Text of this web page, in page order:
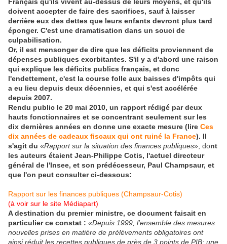
doivent accepter de faire des sacrifices, sauf à laisser
derrière eux des dettes que leurs enfants devront plus tard
éponger. C'est une dramatisation dans un souci de
culpabilisation.
Or, il est mensonger de dire que les déficits proviennent de
dépenses publiques exorbitantes. S'il y a d'abord une raison
qui explique les déficits publics français, et donc
l'endettement, c'est la course folle aux baisses d'impôts qui
a eu lieu depuis deux décennies, et qui s'est accélérée
depuis 2007.
Rendu public le 20 mai 2010, un rapport rédigé par deux
hauts fonctionnaires et se concentrant seulement sur les
dix dernières années en donne une exacte mesure (lire Ces
dix années de cadeaux fiscaux qui ont ruiné la France). Il
s'agit du «Rapport sur la situation des finances publiques», dont
les auteurs étaient Jean-Philippe Cotis, l'actuel directeur
général de l'Insee, et son prédécesseur, Paul Champsaur, et
que l'on peut consulter ci-dessous:
Rapport sur les finances publiques (Champsaur-Cotis)
(à voir sur le site Médiapart)
A destination du premier ministre, ce document faisait en
particulier ce constat : «Depuis 1999, l'ensemble des mesures
nouvelles prises en matière de prélèvements obligatoires ont
ainsi réduit les recettes publiques de près de 3 points de PIB: une